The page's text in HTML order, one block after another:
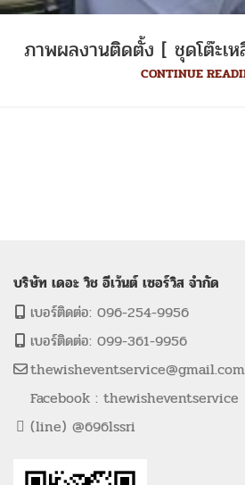
ภาพผลงานติดตั้ง [ ชุดโต๊ะเ
CONTINUE
บริษัท เดอะ วิช อีเว้นต์ เซอร์วิส จำกัด
เบอร์ติดต่อ: 096-254-9956
เบอร์ติดต่อ: 099-361-9956
thewisheventservice@gmail.com
Facebook : thewisheventservice
(line) @696lssri